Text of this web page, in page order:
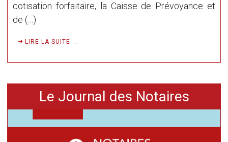
cotisation forfaitaire, la Caisse de Prévoyance et
de (…)
LIRE LA SUITE ...
Le Journal des Notaires